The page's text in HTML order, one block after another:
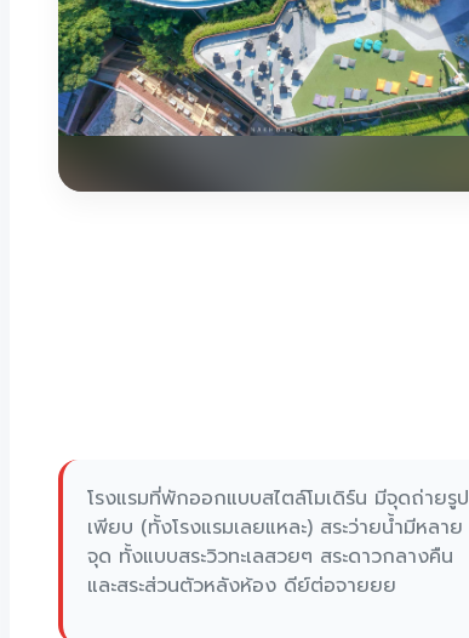
โรงแรมที่พักออกแบบสไตล์โมเดิร์น มีจุดถ่ายรูป
เพียบ (ทั้งโรงแรมเลยแหละ) สระว่ายน้ำมีหลาย
จุด ทั้งแบบสระวิวทะเลสวยๆ สระดาวกลางคืน
และสระส่วนตัวหลังห้อง ดีย์ต่อจายยย